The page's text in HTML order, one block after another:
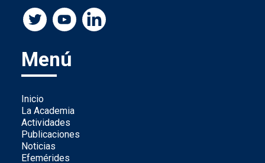
Menú
Inicio
La Academia
Actividades
Publicaciones
Noticias
Efemérides